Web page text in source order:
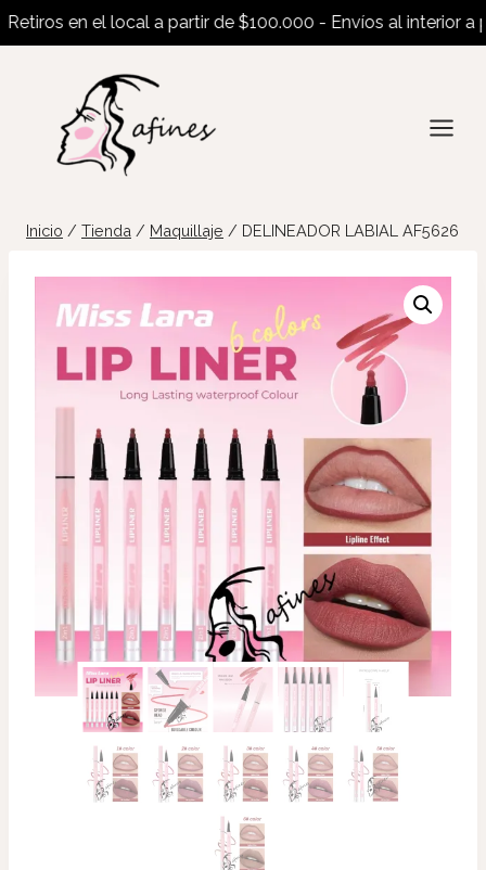
en el local a partir de $100.000 - Envíos al interior a
contenido
Inicio / Tienda / Maquillaje / DELINEADOR LABIAL AF5626